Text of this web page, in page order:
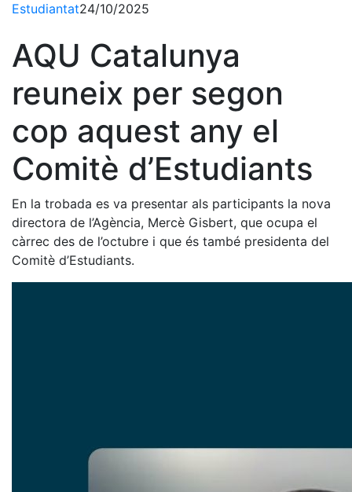
Estudiantat24/10/2025
AQU Catalunya
reuneix per segon
cop aquest any el
Comitè d’Estudiants
En la trobada es va presentar als participants la nova
directora de l’Agència, Mercè Gisbert, que ocupa el
càrrec des de l’octubre i que és també presidenta del
Comitè d’Estudiants.